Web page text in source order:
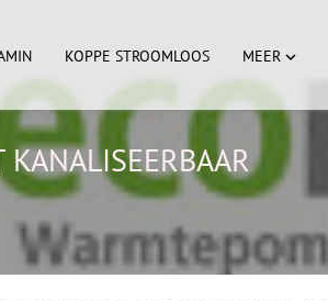
KOPPE STROOMLOOS MEER 
KANALISEERBAAR